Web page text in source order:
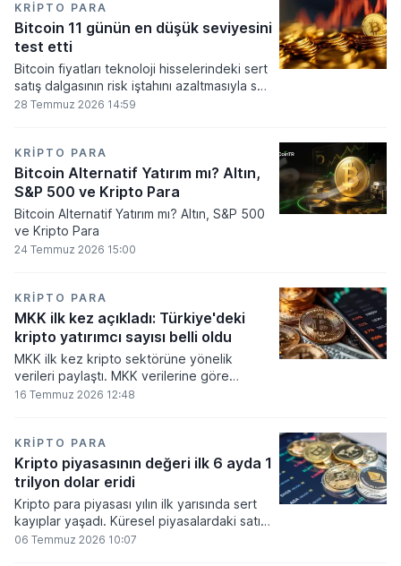
2 trilyon 159 milyar 780 milyon dolar
seviyesine ulaştı.
KRIPTO PARA
Bitcoin 11 günün en düşük seviyesini
test etti
Bitcoin fiyatları teknoloji hisselerindeki sert
satış dalgasının risk iştahını azaltmasıyla son
11 günün en düşük seviyesine indi.
28 Temmuz 2026 14:59
KRIPTO PARA
Bitcoin Alternatif Yatırım mı? Altın,
S&P 500 ve Kripto Para
Bitcoin Alternatif Yatırım mı? Altın, S&P 500
ve Kripto Para
24 Temmuz 2026 15:00
KRIPTO PARA
MKK ilk kez açıkladı: Türkiye'deki
kripto yatırımcı sayısı belli oldu
MKK ilk kez kripto sektörüne yönelik
verileri paylaştı. MKK verilerine göre
platformlarda bugüne kadar 5,6 milyon
olarak belirlendi.
16 Temmuz 2026 12:48
KRIPTO PARA
Kripto piyasasının değeri ilk 6 ayda 1
trilyon dolar eridi
Kripto para piyasası yılın ilk yarısında sert
kayıplar yaşadı. Küresel piyasalardaki satış
baskısı ve artan faiz baskısının etkisiyle
06 Temmuz 2026 10:07